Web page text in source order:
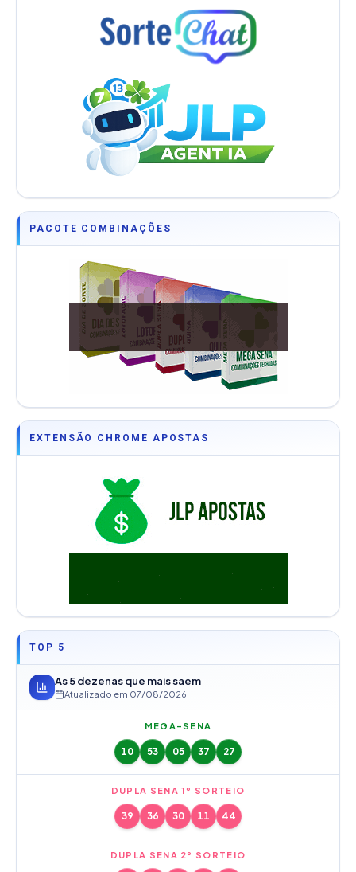
PACOTE COMBINAÇÕES
EXTENSÃO CHROME APOSTAS
TOP 5
As 5 dezenas que mais saem
Atualizado em 07/08/2026
MEGA-SENA
10 53 05 37 27
DUPLA SENA 1º SORTEIO
39 36 30 11 44
DUPLA SENA 2º SORTEIO